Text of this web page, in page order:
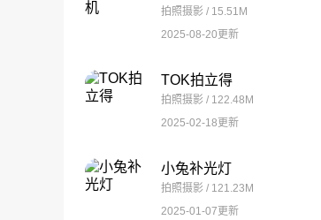
拍照摄影 / 15.51M
2025-08-20更新
TOK拍立得
拍照摄影 / 122.48M
2025-02-18更新
小兔补光灯
拍照摄影 / 121.23M
2025-01-07更新